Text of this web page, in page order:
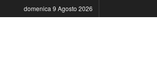
domenica 9 Agosto 2026